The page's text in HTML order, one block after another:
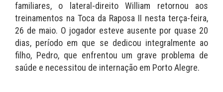
familiares, o lateral-direito William retornou aos
treinamentos na Toca da Raposa II nesta terça-feira,
26 de maio. O jogador esteve ausente por quase 20
dias, período em que se dedicou integralmente ao
filho, Pedro, que enfrentou um grave problema de
saúde e necessitou de internação em Porto Alegre.